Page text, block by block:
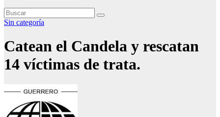
Sin categoría
Catean el Candela y rescatan
14 víctimas de trata.